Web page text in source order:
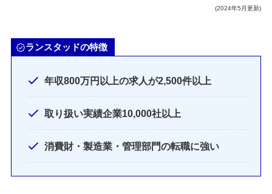
(2024年5月更新)
ランスタッドの特徴
年収800万円以上の求人が2,500件以上
取り扱い実績企業10,000社以上
消費財・製造業・管理部門の転職に強い